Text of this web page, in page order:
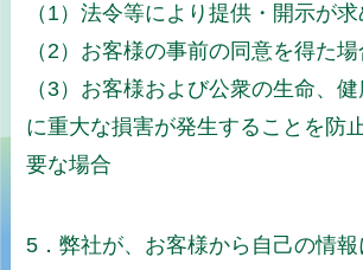
（1）法令等により提供・開示が
（2）お客様の事前の同意を得た場
（3）お客様および公衆の生命、
に重大な損害が発生することを防
要な場合
5．弊社が、お客様から自己の情報